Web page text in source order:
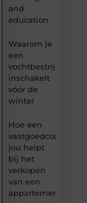
and
education
Waarom je
een
inschakelt
vóór de
winter
Hoe een
vastgoedcoach
jou helpt
bij het
verkopen
van een
appartement